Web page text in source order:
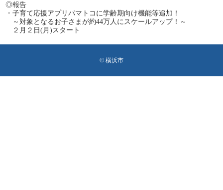
◎報告
・子育て応援アプリパマトコに学齢期向け機能等追加！
～対象となるお子さまが約44万人にスケールアップ！～
２月２日(月)スタート
© 横浜市